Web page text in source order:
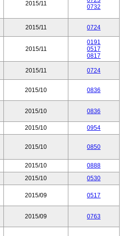
2015/11
0732
2015/11 0724
2015/11
0191
0517
0817
2015/11 0724
2015/10 0836
2015/10 0836
2015/10 0954
2015/10 0850
2015/10
0888
2015/10 0530
2015/09 0517
2015/09 0763